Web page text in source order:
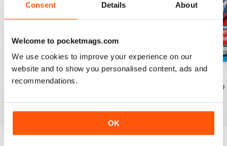
Consent Details About
Welcome to pocketmags.com
We use cookies to improve your experience on our
website and to show you personalised content, ads and
recommendations.
OK
Aug/Sept 2022 June/July 2022 April/May 2022
€5,99